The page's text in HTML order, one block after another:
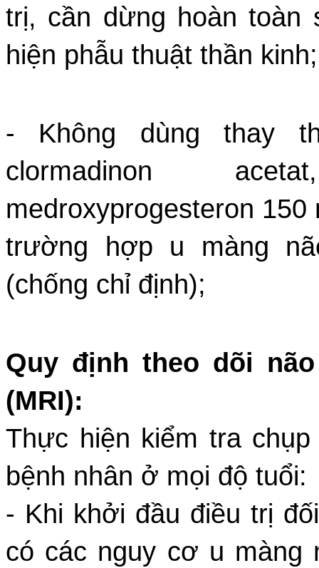
trị, cần dừng hoàn
hiện phẫu thuật thần kinh;
- Không dùng thay
clormadinon
medroxyprogesteron
trường hợp u màng
(chống chỉ định);
Quy định theo dõi
(MRI):
Thực hiện kiểm tra
bệnh nhân ở mọi độ tuổi:
- Khi khởi đầu điều trị
có các nguy cơ u màng